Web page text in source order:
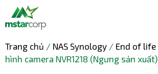
Trang chủ / NAS Synology / End of life
hình camera NVR1218 (Ngưng sản xuất)